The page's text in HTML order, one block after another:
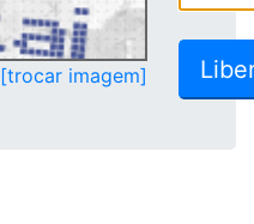
[trocar imagem]